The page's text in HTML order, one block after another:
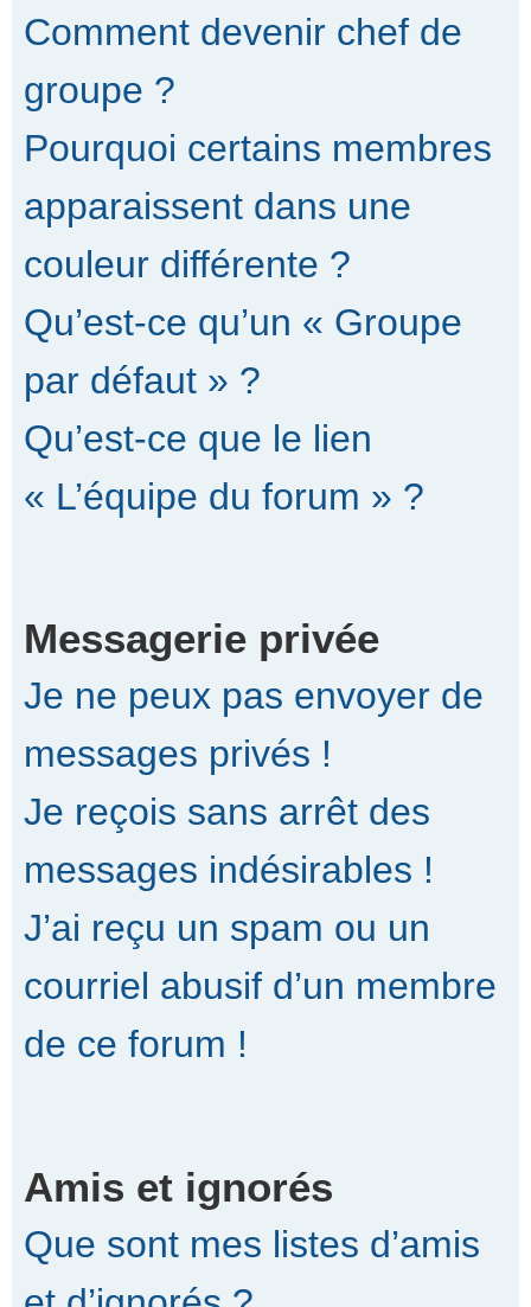
Comment devenir chef de
groupe ?
Pourquoi certains membres
apparaissent dans une
couleur différente ?
Qu’est-ce qu’un « Groupe
par défaut » ?
Qu’est-ce que le lien
« L’équipe du forum » ?
Messagerie privée
Je ne peux pas envoyer de
messages privés !
Je reçois sans arrêt des
messages indésirables !
J’ai reçu un spam ou un
courriel abusif d’un membre
de ce forum !
Amis et ignorés
Que sont mes listes d’amis